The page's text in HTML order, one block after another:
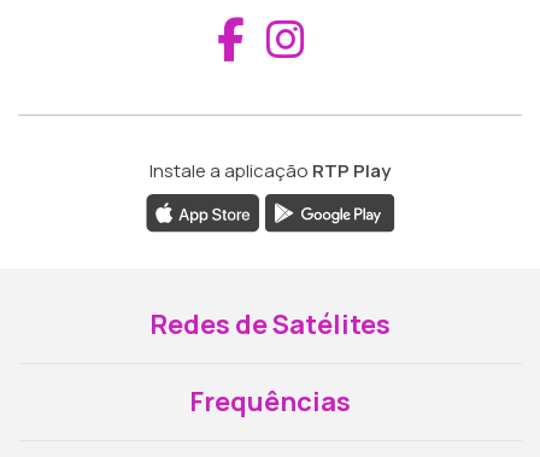
Aceder ao
Instale a aplicação RTP Play
Redes de Satélites
Frequências